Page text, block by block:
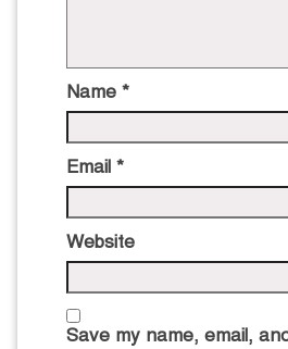
Name *
Email *
Website
Save my name, email,